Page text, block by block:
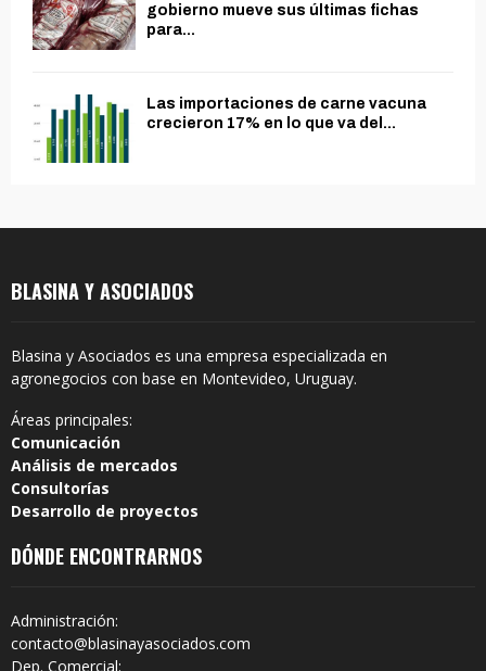
gobierno mueve sus últimas fichas
para...
Las importaciones de carne vacuna
crecieron 17% en lo que va del...
BLASINA Y ASOCIADOS
Blasina y Asociados es una empresa especializada en
agronegocios con base en Montevideo, Uruguay.
Áreas principales:
Comunicación
Análisis de mercados
Consultorías
Desarrollo de proyectos
DÓNDE ENCONTRARNOS
Administración:
contacto@blasinayasociados.com
Dep. Comercial: